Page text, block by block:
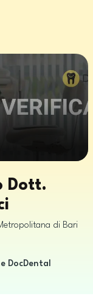
Dott.
di Bari
DocDental